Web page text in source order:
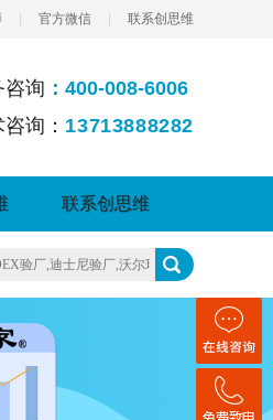
官方微信 联系创思维
咨询 ：400-008-6006
询： 13713888282
联系创思维